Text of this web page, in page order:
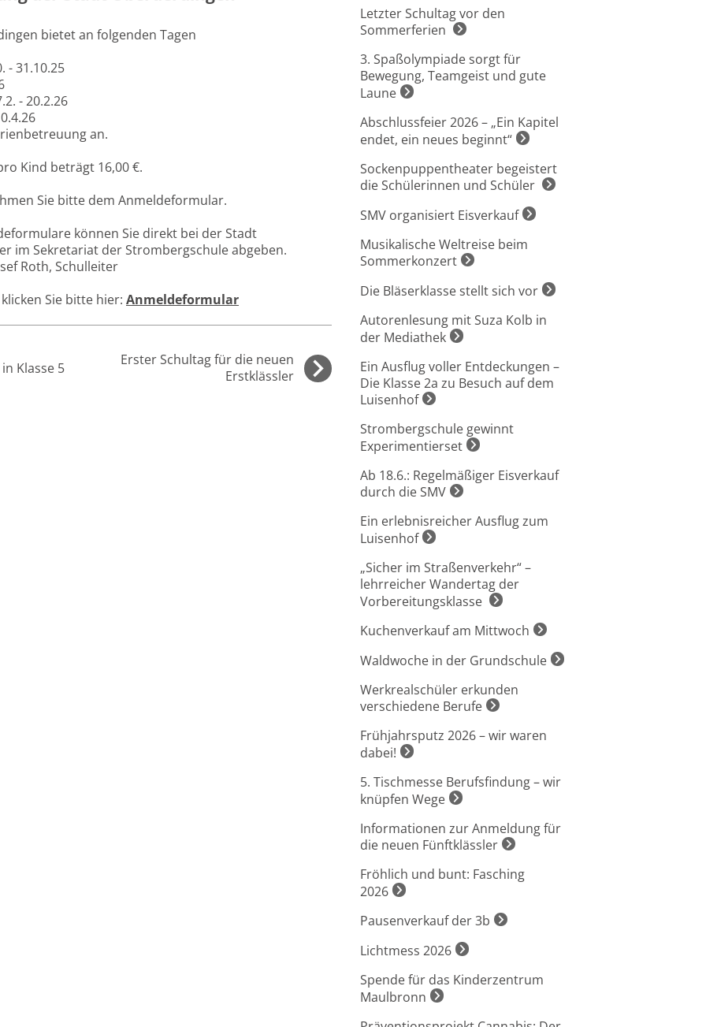
bietet an folgenden Tagen
- 31.10.25
- 20.2.26
an.
Kind beträgt 16,00 €.
Sie bitte dem Anmeldeformular.
können Sie direkt bei der Stadt
im Sekretariat der Strombergschule abgeben.
Roth, Schulleiter
Sie bitte hier: Anmeldeformular
Klasse 5
Erster Schultag für die neuen
Erstklässler
Letzter Schultag vor den
Sommerferien
3. Spaßolympiade sorgt für
Bewegung, Teamgeist und gute
Laune
Abschlussfeier 2026 – „Ein Kapitel
endet, ein neues beginnt“
Sockenpuppentheater begeistert
die Schülerinnen und Schüler
SMV organisiert Eisverkauf
Musikalische Weltreise beim
Sommerkonzert
Die Bläserklasse stellt sich vor
Autorenlesung mit Suza Kolb in
der Mediathek
Ein Ausflug voller Entdeckungen –
Die Klasse 2a zu Besuch auf dem
Luisenhof
Strombergschule gewinnt
Experimentierset
Ab 18.6.: Regelmäßiger Eisverkauf
durch die SMV
Ein erlebnisreicher Ausflug zum
Luisenhof
„Sicher im Straßenverkehr“ –
lehrreicher Wandertag der
Vorbereitungsklasse
Kuchenverkauf am Mittwoch
Waldwoche in der Grundschule
Werkrealschüler erkunden
verschiedene Berufe
Frühjahrsputz 2026 – wir waren
dabei!
5. Tischmesse Berufsfindung – wir
knüpfen Wege
Informationen zur Anmeldung für
die neuen Fünftklässler
Fröhlich und bunt: Fasching
2026
Pausenverkauf der 3b
Lichtmess 2026
Spende für das Kinderzentrum
Maulbronn